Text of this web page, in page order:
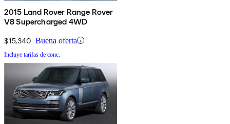
2015 Land Rover Range Rover
V8 Supercharged 4WD
$15,340 Buena oferta
Incluye tarifas de conc.